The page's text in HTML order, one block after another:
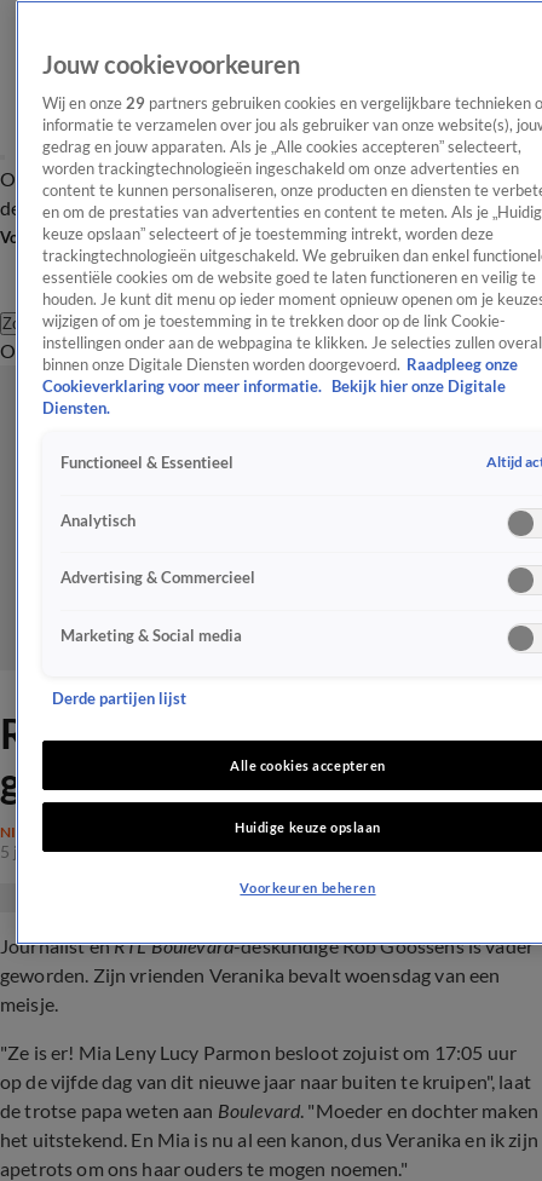
OverzichtAfleveringen Entertainment TV Algemeen
Tip
de redactieNieuwsbrief
Volg Shownieuws
Zoeken
OverzichtEntertainmentSpraakmakendRealityCrimeVideo's
Rob Goossens vader
geworden van dochtertje
NIEUWS
5 jan 2022, 20:19
Journalist enRTL Boulevard-deskundige Rob Goossens is vader
geworden. Zijn vrienden Veranika bevalt woensdag van een
meisje.
"Ze is er! Mia Leny Lucy Parmon besloot zojuist om 17:05 uur
op de vijfde dag van dit nieuwe jaar naar buiten te kruipen", laat
de trotse papa weten aan Boulevard. "Moeder en dochter maken
het uitstekend. En Mia is nu al een kanon, dus Veranika en ik zijn
apetrots om ons haar ouders te mogen noemen."
Jouw cookievoorkeuren
Wij en onze 29 partners gebruiken cookies en vergelijkbare technieken
informatie te verzamelen over jou als gebruiker van onze website(s),
gedrag en jouw apparaten. Als je „Alle cookies accepteren” selecteert,
worden trackingtechnologieën ingeschakeld om onze advertenties en
content te kunnen personaliseren, onze producten en diensten te
en om de prestaties van advertenties en content te meten. Als je
keuze opslaan” selecteert of je toestemming intrekt, worden deze
trackingtechnologieën uitgeschakeld. We gebruiken dan enkel
essentiële cookies om de website goed te laten functioneren en veilig te
houden. Je kunt dit menu op ieder moment opnieuw openen om je
wijzigen of om je toestemming in te trekken door op de link Cookie-
instellingen onder aan de webpagina te klikken. Je selecties zullen overal
binnen onze Digitale Diensten worden doorgevoerd. Raadpleeg onze
Cookieverklaring voor meer informatie.
Bekijk hier onze Digitale
Diensten.
Functioneel & Essentieel Altijd
Analytisch
Advertising & Commercieel
Marketing & Social media
Derde partijen lijst
Alle cookies accepteren
Huidige keuze opslaan
Voorkeuren beheren